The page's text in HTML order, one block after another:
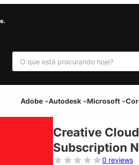
P
s
u
r
Adobe Autodesk Microsoft
Creative
Subscription
0 reviews